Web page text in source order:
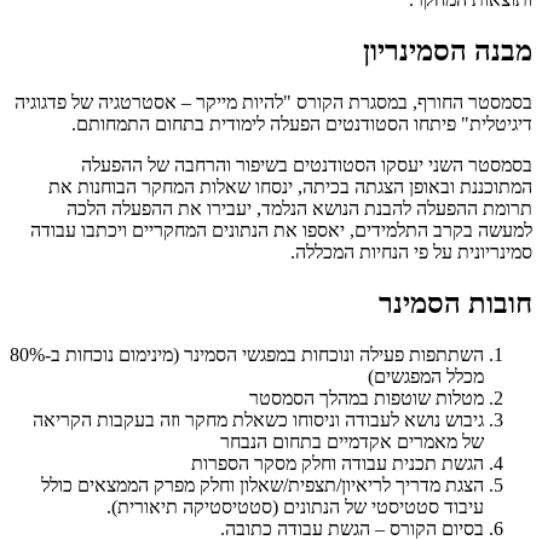
מבנה הסמינריון
בסמסטר החורף, במסגרת הקורס "להיות מייקר – אסטרטגיה של פדגוגיה
דיגיטלית" פיתחו הסטודנטים הפעלה לימודית בתחום התמחותם.
בסמסטר השני יעסקו הסטודנטים בשיפור והרחבה של ההפעלה
המתוכננת ובאופן הצגתה בכיתה, ינסחו שאלות המחקר הבוחנות את
תרומת ההפעלה להבנת הנושא הנלמד, יעבירו את ההפעלה הלכה
למעשה בקרב התלמידים, יאספו את הנתונים המחקריים ויכתבו עבודה
סמינריונית על פי הנחיות המכללה.
חובות הסמינר
השתתפות פעילה ונוכחות במפגשי הסמינר (מינימום נוכחות ב-80%
מכלל המפגשים)
מטלות שוטפות במהלך הסמסטר
גיבוש נושא לעבודה וניסוחו כשאלת מחקר וזה בעקבות הקריאה
של מאמרים אקדמיים בתחום הנבחר
הגשת תכנית עבודה וחלק מסקר הספרות
הצגת מדריך לריאיון/תצפית/שאלון וחלק מפרק הממצאים כולל
עיבוד סטטיסטי של הנתונים (סטטיסטיקה תיאורית).
בסיום הקורס – הגשת עבודה כתובה.